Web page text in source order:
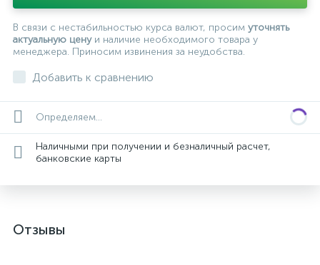
В связи с нестабильностью курса валют, просим уточнять
актуальную ценуи наличие необходимого товара у
менеджера. Приносим извинения за неудобства.
Добавить к сравнению
Определяем...
Наличными при получении и безналичный расчет,
банковские карты
Отзывы